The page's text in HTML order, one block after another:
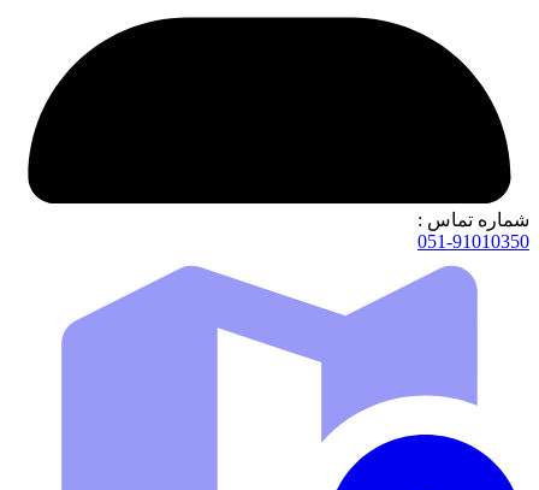
شماره تماس :
051-91010350